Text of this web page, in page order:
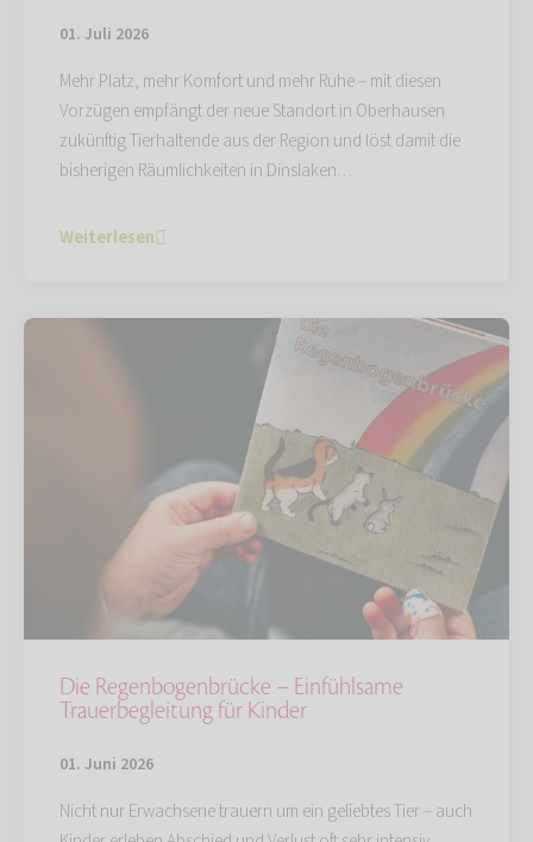
01. Juli 2026
Mehr Platz, mehr Komfort und mehr Ruhe – mit diesen
Vorzügen empfängt der neue Standort in Oberhausen
zukünftig Tierhaltende aus der Region und löst damit die
bisherigen Räumlichkeiten in Dinslaken…
Weiterlesen
Die Regenbogenbrücke – Einfühlsame
Trauerbegleitung für Kinder
01. Juni 2026
Nicht nur Erwachsene trauern um ein geliebtes Tier – auch